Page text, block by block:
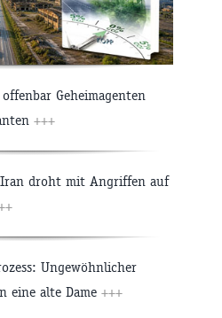
Geheimagenten
+++
Iran droht mit Angriffen auf
Ungewöhnlicher
eine alte Dame +++